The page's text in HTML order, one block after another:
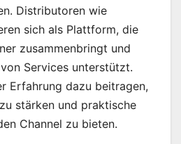
Distributoren wie
sich als Plattform, die
zusammenbringt und
Services unterstützt.
Erfahrung dazu beitragen,
stärken und praktische
Channel zu bieten.